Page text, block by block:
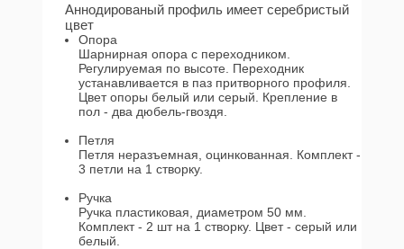
Аннодированый профиль имеет серебристый
цвет
Опора
Шарнирная опора с переходником.
Регулируемая по высоте. Переходник
устанавливается в паз притворного профиля.
Цвет опоры белый или серый. Крепление в
пол - два дюбель-гвоздя.
Петля
Петля неразъемная, оцинкованная. Комплект -
3 петли на 1 створку.
Ручка
Ручка пластиковая, диаметром 50 мм.
Комплект - 2 шт на 1 створку. Цвет - серый или
белый.